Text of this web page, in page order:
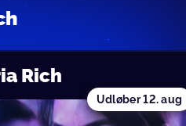
Rich
Udløber 12. aug